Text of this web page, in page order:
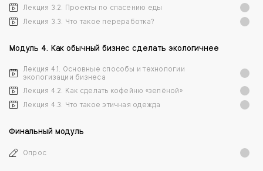
Лекция 3.2. Проекты по спасению еды
Лекция 3.3. Что такое переработка?
Модуль 4. Как обычный бизнес сделать экологичнее
Лекция 4.1. Основные способы и технологии
экологизации бизнеса
Лекция 4.2. Как сделать кофейню «зелёной»
Лекция 4.3. Что такое этичная одежда
Финальный модуль
Опрос